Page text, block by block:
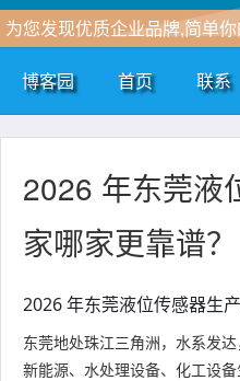
为您发现优质企业品牌,简单
博客园 首页 联系
2026 年东莞液
家哪家更靠谱？
2026 年东莞液位传感器生
东莞地处珠江三角洲，水系发
新能源、水处理设备、化工设